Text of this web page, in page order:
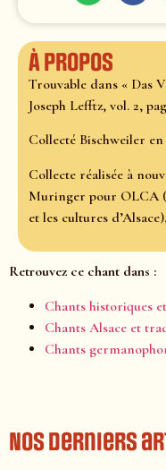
À propos
Trouvable dans « Das
Joseph Lefftz, vol. 2,
Collecté Bischweiler en
Collecte réalisée à
Muringer pour OLCA
et les cultures
Retrouvez ce chant dans :
Chants historiques
Chants Alsace et
Chants
Nos derniers